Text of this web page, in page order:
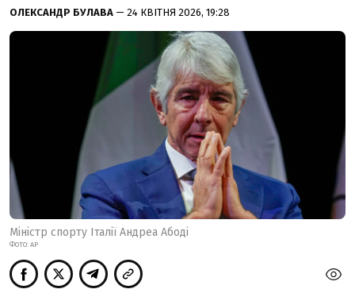
ОЛЕКСАНДР БУЛАВА — 24 КВІТНЯ 2026, 19:28
Міністр спорту Італії Андреа Абоді
ФОТО: AP